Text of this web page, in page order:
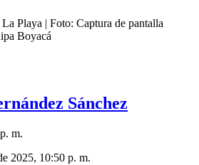
Playa | Foto: Captura de pantalla
Boyacá
Sánchez
m.
2025, 10:50 p. m.